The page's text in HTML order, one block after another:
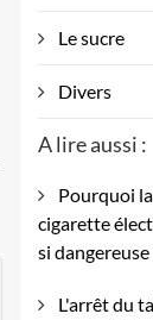
Le sucre
Divers
A lire aussi :
Pourquoi
cigarette
si dangereuse
L'arrêt du